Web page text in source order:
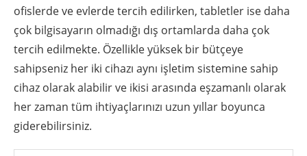
ofislerde ve evlerde tercih edilirken, tabletler ise daha
çok bilgisayarın olmadığı dış ortamlarda daha çok
tercih edilmekte. Özellikle yüksek bir bütçeye
sahipseniz her iki cihazı aynı işletim sistemine sahip
cihaz olarak alabilir ve ikisi arasında eşzamanlı olarak
her zaman tüm ihtiyaçlarınızı uzun yıllar boyunca
giderebilirsiniz.